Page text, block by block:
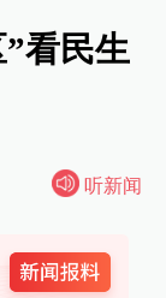
看民生
听新闻